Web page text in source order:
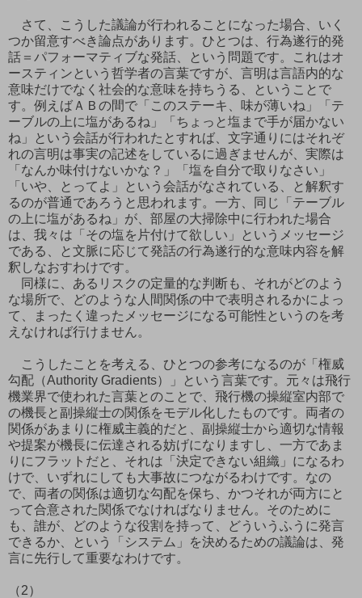
さて、こうした議論が行われることになった場合、いく
つか留意すべき論点があります。ひとつは、行為遂行的発
話＝パフォーマティブな発話、という問題です。これはオ
ースティンという哲学者の言葉ですが、言明は言語内的な
意味だけでなく社会的な意味を持ちうる、ということで
す。例えばＡＢの間で「このステーキ、味が薄いね」「テ
ーブルの上に塩があるね」「ちょっと塩まで手が届かない
ね」という会話が行われたとすれば、文字通りにはそれぞ
れの言明は事実の記述をしているに過ぎませんが、実際は
「なんか味付けないかな？」「塩を自分で取りなさい」
「いや、とってよ」という会話がなされている、と解釈す
るのが普通であろうと思われます。一方、同じ「テーブル
の上に塩があるね」が、部屋の大掃除中に行われた場合
は、我々は「その塩を片付けて欲しい」というメッセージ
である、と文脈に応じて発話の行為遂行的な意味内容を解
釈しなおすわけです。
同様に、あるリスクの定量的な判断も、それがどのよう
な場所で、どのような人間関係の中で表明されるかによっ
て、まったく違ったメッセージになる可能性というのを考
えなければ行けません。
こうしたことを考える、ひとつの参考になるのが「権威
勾配（Authority Gradients）」という言葉です。元々は飛行
機業界で使われた言葉とのことで、飛行機の操縦室内部で
の機長と副操縦士の関係をモデル化したものです。両者の
関係があまりに権威主義的だと、副操縦士から適切な情報
や提案が機長に伝達される妨げになりますし、一方であま
りにフラットだと、それは「決定できない組織」になるわ
けで、いずれにしても大事故につながるわけです。なの
で、両者の関係は適切な勾配を保ち、かつそれが両方にと
って合意された関係でなければなりません。そのために
も、誰が、どのような役割を持って、どういうふうに発言
できるか、という「システム」を決めるための議論は、発
言に先行して重要なわけです。
（2）